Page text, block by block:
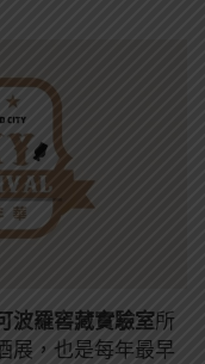
波羅窖藏實驗室所
展，也是每年最早